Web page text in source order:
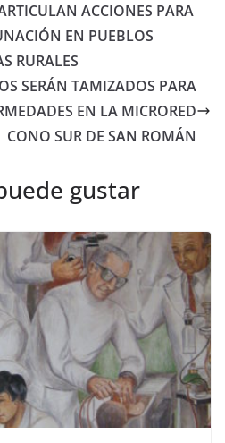
ACCIONES PARA
EN PUEBLOS
RURALES
SERÁN TAMIZADOS PARA
EN LA MICRORED
CONO SUR DE SAN ROMÁN
gustar